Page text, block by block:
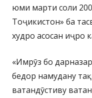
юми марти соли
Тоҷикистон» ба
худро асосан иҷро
«Имрӯз бо
бедор намудану
ватандӯстиву